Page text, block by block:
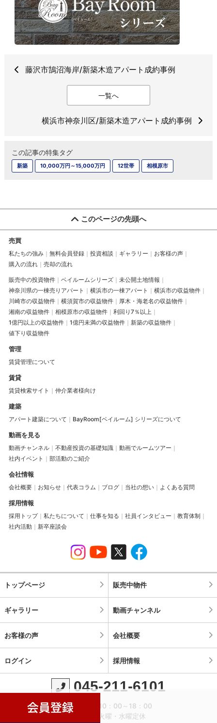
藤沢市鵠沼海岸/新築木造アパート成約事例
一覧へ
横浜市神奈川区/新築木造アパート成約事例
この記事の特集タグ
新築 10,000万円～15,000万円 12世帯 相模原市
このページの先頭へ
売買
私たちの強み 無料会員登録 投資相談 ギャラリー
お客様の声
購入の流れ
売却の流れ
販売中の投資物件 ベイルームシリーズ
未公開土地情報
神奈川県の一棟売りアパート
横浜市の一棟アパート
横浜市の収益物件
川崎市の収益物件
横須賀市の収益物件
厚木・海老名の収益物件
湘南の収益物件
相模原市の収益物件
利回り7％以上
1億円以上の収益物件
1億円未満の収益物件
新築の収益物件
値下り収益物件
管理
賃貸管理について
賃貸
賃貸検索サイト 仲介業者様向け
建築
アパート建築について BayRoom[ベイルーム] シリーズについて
動画を見る
動画チャンネル 不動産投資の基礎知識
動画でルームツアー
社内イベント
部活動のご紹介
会社情報
会社概要 お知らせ 代表コラム ブログ 当社の想い よくある質問
採用情報
採用トップ 私たちについて 仕事を知る 社員インタビュー
教育体制
社内活動
新卒座談会
トップページ 販売中物件
ギャラリー 動画チャンネル
お客様の声 会社概要
ログイン 採用情報
045-211-6101
営業時間：10：00～18：00
定休日：火曜・水曜定休